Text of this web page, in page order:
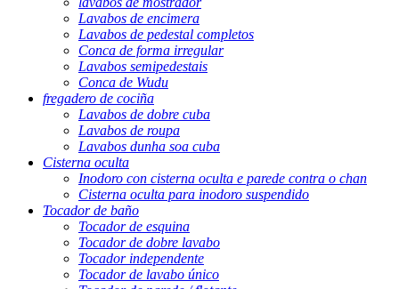
Lavabos de encimera
Lavabos de pedestal completos
Conca de forma irregular
Lavabos semipedestais
Conca de Wudu
fregadero de cociña
Lavabos de dobre cuba
Lavabos de roupa
Lavabos dunha soa cuba
Cisterna oculta
Inodoro con cisterna oculta e parede contra o chan
Cisterna oculta para inodoro suspendido
Tocador de baño
Tocador de esquina
Tocador de dobre lavabo
Tocador independente
Tocador de lavabo único